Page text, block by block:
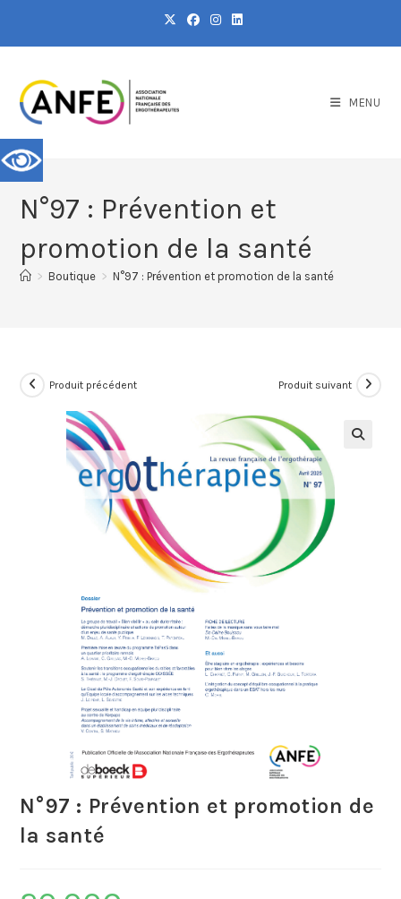
MENU
N°97 : Prévention et
promotion de la santé
> Boutique > N°97 : Prévention et promotion de la santé
Produit précédent Produit suivant
N°97 : Prévention et promotion de
la santé